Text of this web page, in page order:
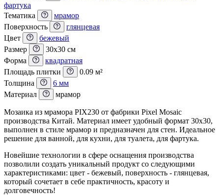
фартука
Тематика
мрамор
Поверхность
глянцевая
Цвет
бежевый
Размер
30x30 см
Форма
квадратная
Площадь плитки
0.09 м²
Толщина
6 мм
Материал
мрамор
Мозаика из мрамора PIX230 от фабрики Pixel Mosaic
производства Китай. Материал имеет удобный формат 30x30,
выполнен в стиле мрамор и предназначен для стен. Идеальное
решение для ванной, для кухни, для туалета, для фартука.
Новейшие технологии в сфере оснащения производства
позволили создать уникальный продукт со следующими
характеристиками: цвет - бежевый, поверхность - глянцевая,
который сочетает в себе практичность, красоту и
долговечность!